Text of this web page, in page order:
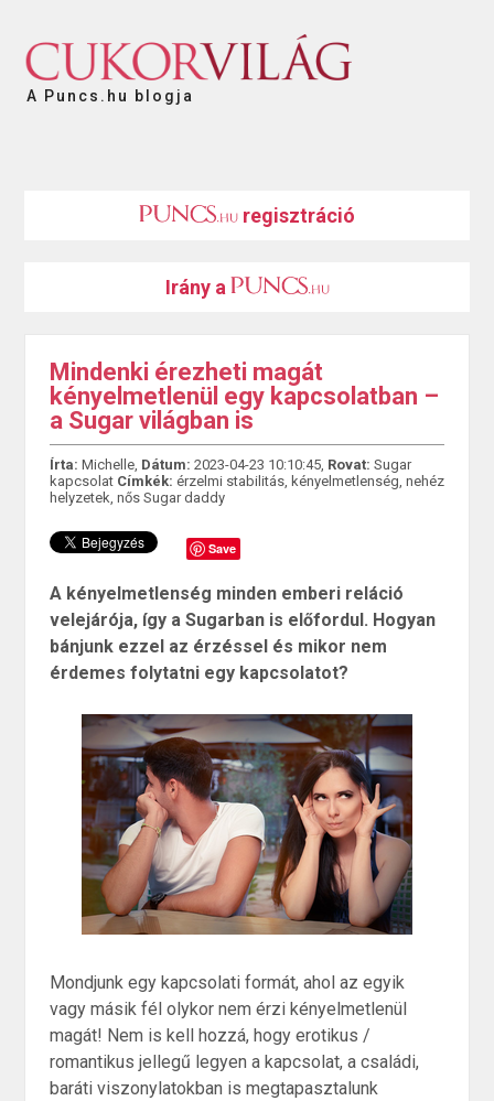
A Puncs.hu blogja
regisztráció
Irány a
Mindenki érezheti magát
kényelmetlenül egy kapcsolatban –
a Sugar világban is
Írta: Michelle, Dátum: 2023-04-23 10:10:45, Rovat: Sugar
kapcsolat Címkék: érzelmi stabilitás, kényelmetlenség, nehéz
helyzetek, nős Sugar daddy
Save
A kényelmetlenség minden emberi reláció
velejárója, így a Sugarban is előfordul. Hogyan
bánjunk ezzel az érzéssel és mikor nem
érdemes folytatni egy kapcsolatot?
Mondjunk egy kapcsolati formát, ahol az egyik
vagy másik fél olykor nem érzi kényelmetlenül
magát! Nem is kell hozzá, hogy erotikus /
romantikus jellegű legyen a kapcsolat, a családi,
baráti viszonylatokban is megtapasztalunk